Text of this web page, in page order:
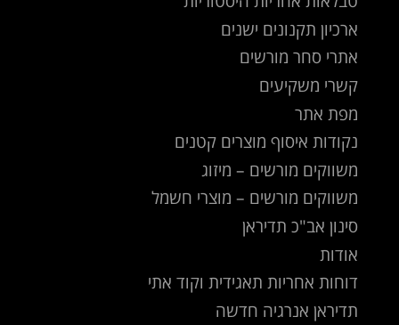
ארכיון תקנונים ישנים
אתרי סחר מורשים
קשרי משקיעים
מפת אתר
נקודות איסוף מוצרים קטנים
משווקים מורשים – מיזוג
משווקים מורשים – מוצרי חשמל
סינון אב"כ תדיראן
אודות
דוחות אחריות תאגידית וקוד אתי
תדיראן אנרגיה חדשה